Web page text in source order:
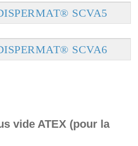
SCVA5
SCVA6
vide ATEX (pour la